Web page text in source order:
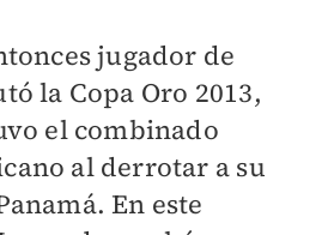
jugador de
la Copa Oro 2013,
el combinado
al derrotar a su
En este